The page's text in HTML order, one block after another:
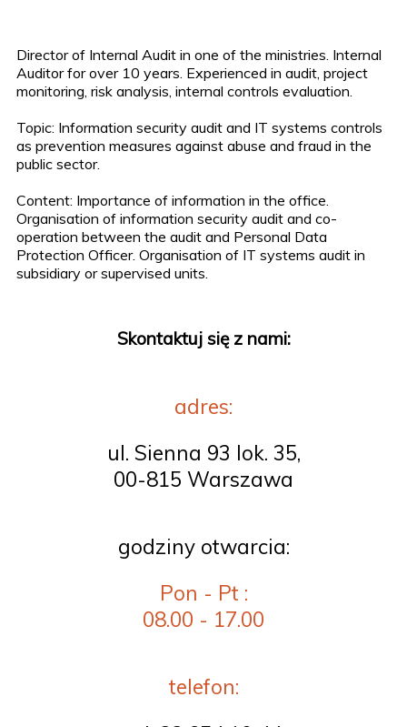
Director of Internal Audit in one of the ministries. Internal
Auditor for over 10 years. Experienced in audit, project
monitoring, risk analysis, internal controls evaluation.
Topic: Information security audit and IT systems controls
as prevention measures against abuse and fraud in the
public sector.
Content: Importance of information in the office.
Organisation of information security audit and co-
operation between the audit and Personal Data
Protection Officer. Organisation of IT systems audit in
subsidiary or supervised units.
Skontaktuj się z nami:
adres:
ul. Sienna 93 lok. 35,
00-815 Warszawa
godziny otwarcia:
Pon - Pt :
08.00 - 17.00
telefon: